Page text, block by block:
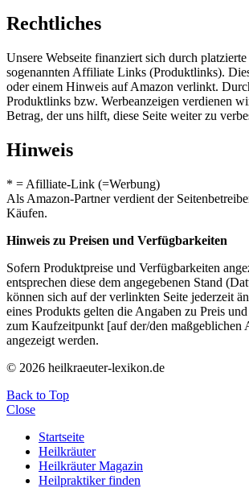
Rechtliches
Unsere Webseite finanziert sich durch
sogenannten Affiliate Links (Produktlinks).
oder einem Hinweis auf Amazon verlinkt.
Produktlinks bzw. Werbeanzeigen verdienen
Betrag, der uns hilft, diese Seite weiter zu
Hinweis
* = Afilliate-Link (=Werbung)
Als Amazon-Partner verdient der
Käufen.
Hinweis zu Preisen und Verfügbarkeiten
Sofern Produktpreise und Verfügbarkeiten
entsprechen diese dem angegebenen Stand
können sich auf der verlinkten Seite jederzeit
eines Produkts gelten die Angaben zu Preis
zum Kaufzeitpunkt [auf der/den maßgeblichen
angezeigt werden.
© 2026 heilkraeuter-lexikon.de
Back to Top
Close
Startseite
Heilkräuter
Heilkräuter Magazin
Heilpraktiker finden